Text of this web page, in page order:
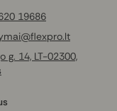
19686
g. 14, LT-02300,